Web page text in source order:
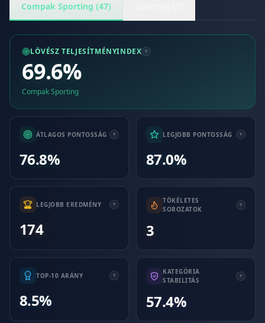
Compak Sporting (47)
LÖVÉSZ TELJESÍTMÉNYINDEX
69.6%
Compak Sporting
ÁTLAGOS PONTOSSÁG
76.8%
LEGJOBB PONTOSSÁG
87.0%
LEGJOBB EREDMÉNY
174
TÖKÉLETES
SOROZATOK
3
TOP-10 ARÁNY
8.5%
KATEGÓRIA
STABILITÁS
57.4%